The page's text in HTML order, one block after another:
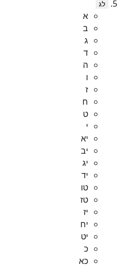
לג
א
ב
ג
ד
ה
ו
ז
ח
ט
י
יא
יב
יג
יד
טו
טז
יז
יח
יט
כ
כא